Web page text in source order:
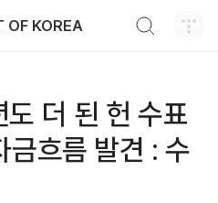
OF KOREA
더 된 헌 수표
흐름 발견 : 수